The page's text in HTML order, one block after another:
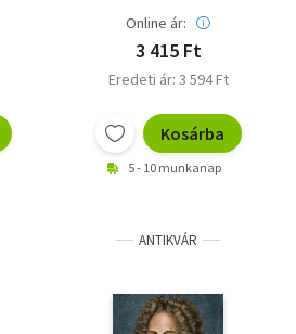
Online ár:
3 415 Ft
Eredeti ár: 3 594 Ft
Kosárba
5 - 10 munkanap
ANTIKVÁR